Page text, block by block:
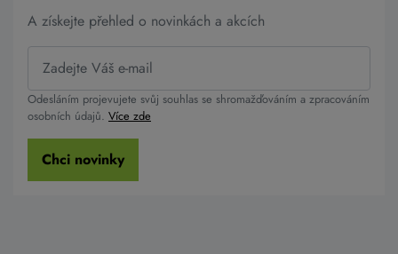
A získejte přehled o novinkách a akcích
Odesláním projevujete svůj souhlas se shromažďováním a zpracováním
osobních údajů. Více zde
Chci novinky